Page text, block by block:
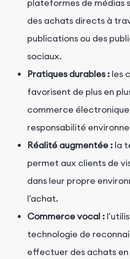
plateformes de médias
des achats directs à
publications ou des
sociaux.
Pratiques durables : les
favorisent de plus en
commerce
responsabilité
Réalité augmentée : la
permet aux clients de
dans leur propre
l'achat.
Commerce vocal :
technologie de
effectuer des achats